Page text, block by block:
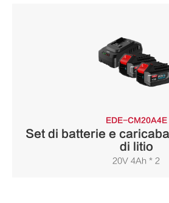
EDE-CM20A4E
Set di batterie e
di litio
20V 4Ah * 2